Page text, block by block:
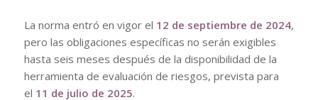
La norma entró en vigor el 12 de septiembre de 2024,
pero las obligaciones específicas no serán exigibles
hasta seis meses después de la disponibilidad de la
herramienta de evaluación de riesgos, prevista para
el 11 de julio de 2025.